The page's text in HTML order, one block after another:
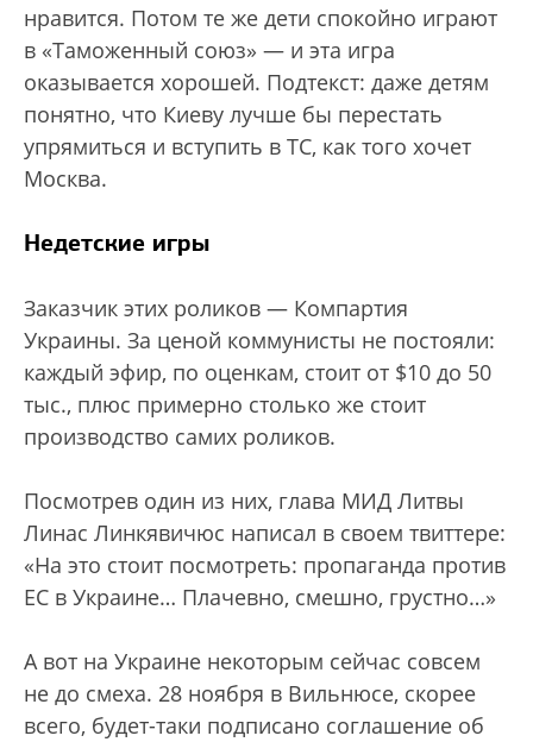
нравится. Потом те же дети спокойно играют
в «Таможенный союз» — и эта игра
оказывается хорошей. Подтекст: даже детям
понятно, что Киеву лучше бы перестать
упрямиться и вступить в ТС, как того хочет
Москва.
Недетские игры
Заказчик этих роликов — Компартия
Украины. За ценой коммунисты не постояли:
каждый эфир, по оценкам, стоит от $10 до 50
тыс., плюс примерно столько же стоит
производство самих роликов.
Посмотрев один из них, глава МИД Литвы
Линас Линкявичюс написал в своем твиттере:
«На это стоит посмотреть: пропаганда против
ЕС в Украине… Плачевно, смешно, грустно…»
А вот на Украине некоторым сейчас совсем
не до смеха. 28 ноября в Вильнюсе, скорее
всего, будет-таки подписано соглашение об